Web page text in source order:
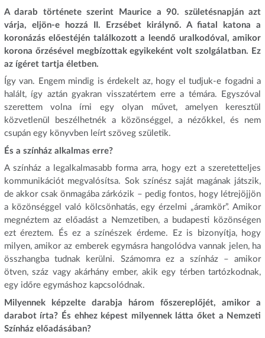
A darab története szerint Maurice a 90. születésnapján azt
várja, eljön-e hozzá II. Erzsébet királynő. A fiatal katona a
koronázás előestéjén találkozott a leendő uralkodóval, amikor
korona őrzésével megbízottak egyikeként volt szolgálatban. Ez
az ígéret tartja életben.
Így van. Engem mindig is érdekelt az, hogy el tudjuk-e fogadni a
halált, így aztán gyakran visszatértem erre a témára. Egyszóval
szerettem volna írni egy olyan művet, amelyen keresztül
közvetlenül beszélhetnék a közönséggel, a nézőkkel, és nem
csupán egy könyvben leírt szöveg születik.
És a színház alkalmas erre?
A színház a legalkalmasabb forma arra, hogy ezt a szeretetteljes
kommunikációt megvalósítsa. Sok színész saját magának játszik,
de akkor csak önmagába zárkózik – pedig fontos, hogy létrejöjjön
a közönséggel való kölcsönhatás, egy érzelmi „áramkör”. Amikor
megnéztem az előadást a Nemzetiben, a budapesti közönségen
ezt éreztem. És ez a színészek érdeme. Ez is bizonyítja, hogy
milyen, amikor az emberek egymásra hangolódva vannak jelen, ha
összhangba tudnak kerülni. Számomra ez a színház – amikor
ötven, száz vagy akárhány ember, akik egy térben tartózkodnak,
egy időre egymáshoz kapcsolódnak.
Milyennek képzelte darabja három főszereplőjét, amikor a
darabot írta? És ehhez képest milyennek látta őket a Nemzeti
Színház előadásában?